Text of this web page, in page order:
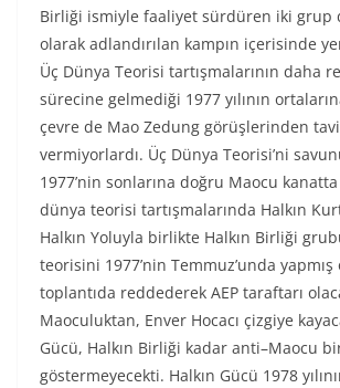
Birliği ismiyle faaliyet sürdüren iki grup
olarak adlandırılan kampın içerisinde
Üç Dünya Teorisi tartışmalarının daha
sürecine gelmediği 1977 yılının
çevre de Mao Zedung görüşlerinden
vermiyorlardı. Üç Dünya Teorisi’ni
1977’nin sonlarına doğru Maocu
dünya teorisi tartışmalarında Halkın
Halkın Yoluyla birlikte Halkın Birliği
teorisini 1977’nin Temmuz’unda yapmış
toplantıda reddederek AEP taraftarı
Maoculuktan, Enver Hocacı çizgiye
Gücü, Halkın Birliği kadar anti–Maocu
göstermeyecekti. Halkın Gücü 1978